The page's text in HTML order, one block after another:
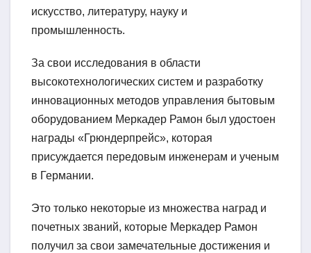
искусство, литературу, науку и
промышленность.
За свои исследования в области
высокотехнологических систем и разработку
инновационных методов управления бытовым
оборудованием Меркадер Рамон был удостоен
награды «Грюндерпрейс», которая
присуждается передовым инженерам и ученым
в Германии.
Это только некоторые из множества наград и
почетных званий, которые Меркадер Рамон
получил за свои замечательные достижения и